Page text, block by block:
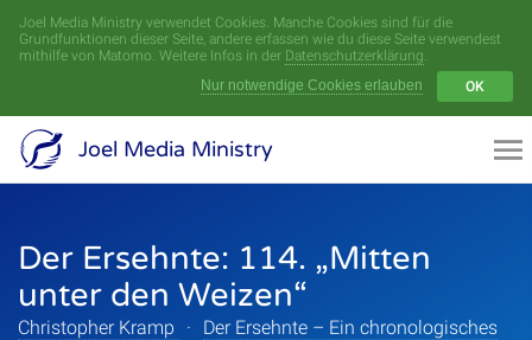
Joel Media Ministry verwendet Cookies. Manche Cookies sind für die
Grundfunktionen dieser Seite, andere erfassen wie du diese Seite verwendest
mithilfe von Matomo. Weitere Infos in der Datenschutzerklärung.
Nur notwendige Cookies erlauben
OK
Joel Media Ministry
Der Ersehnte: 114. „Mitten
unter den Weizen“
Christopher Kramp ·
Der Ersehnte – Ein chronologisches
Menü
Videoarchiv
Serien